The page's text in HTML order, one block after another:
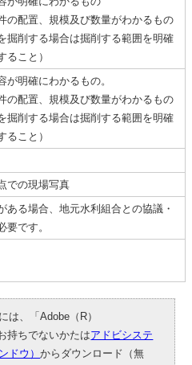
の配置、規模及び数量がわかるもの
掘削する場合は掘削する範囲を明確
ること）
が明確にわかるもの。
の配置、規模及び数量がわかるもの
掘削する場合は掘削する範囲を明確
ること）
での現場写真
ある場合、地元水利組合との協議・
要です。
は、「Adobe（R）
持ちでないかたはアドビシステ
ドウ）からダウンロード（無